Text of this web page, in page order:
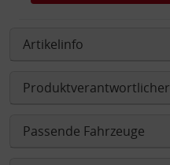
Artikelinfo
Produktverantwortlicher
Passende Fahrzeuge